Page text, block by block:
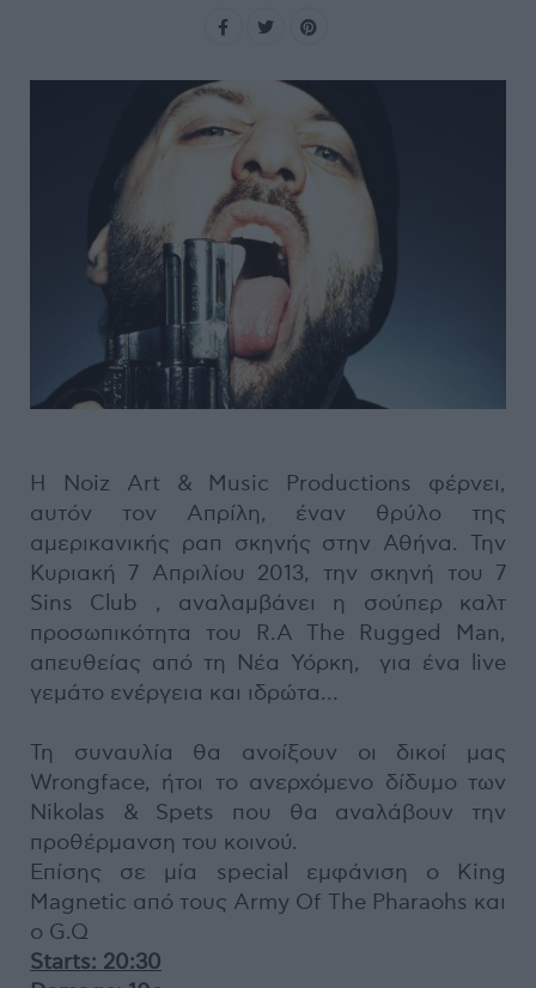
H Noiz Art & Music Productions φέρνει,
αυτόν τον Απρίλη, έναν θρύλο της
αμερικανικής ραπ σκηνής στην Αθήνα. Την
Κυριακή 7 Απριλίου 2013, την σκηνή του 7
Sins Club , αναλαμβάνει η σούπερ καλτ
προσωπικότητα του R.A The Rugged Man,
απευθείας από τη Νέα Υόρκη, για ένα live
γεμάτο ενέργεια και ιδρώτα…
Τη συναυλία θα ανοίξουν οι δικοί μας
Wrongface, ήτοι το ανερχόμενο δίδυμο των
Nikolas & Spets που θα αναλάβουν την
προθέρμανση του κοινού.
Επίσης σε μία special εμφάνιση ο King
Magnetic από τους Army Of The Pharaohs και
ο G.Q
Starts: 20:30